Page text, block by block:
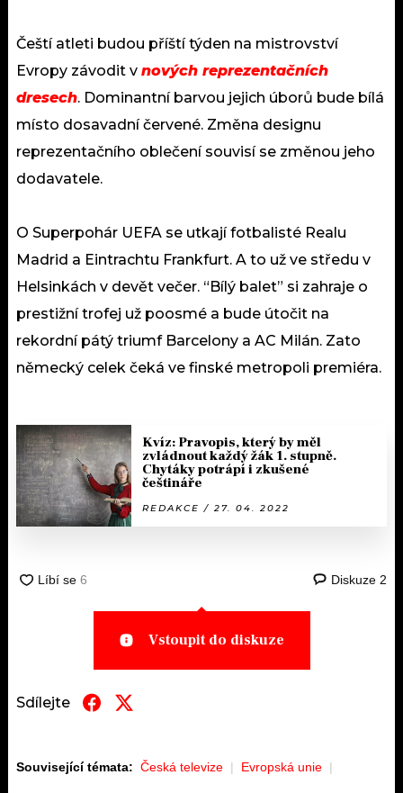
Čeští atleti budou příští týden na mistrovství
Evropy závodit v nových reprezentačních
dresech. Dominantní barvou jejich úborů bude bílá
místo dosavadní červené. Změna designu
reprezentačního oblečení souvisí se změnou jeho
dodavatele.
O Superpohár UEFA se utkají fotbalisté Realu
Madrid a Eintrachtu Frankfurt. A to už ve středu v
Helsinkách v devět večer. “Bílý balet” si zahraje o
prestižní trofej už poosmé a bude útočit na
rekordní pátý triumf Barcelony a AC Milán. Zato
německý celek čeká ve finské metropoli premiéra.
Kvíz: Pravopis, který by měl
zvládnout každý žák 1. stupně.
Chytáky potrápí i zkušené
češtináře
REDAKCE / 27. 04. 2022
Diskuze 2
Vstoupit do diskuze
Sdílejte
Související témata: Česká televize Evropská unie